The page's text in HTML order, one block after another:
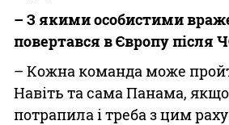
– З якими особистими
повертався в Європу після
– Кожна команда може
Навіть та сама Панама,
потрапила і треба з цим